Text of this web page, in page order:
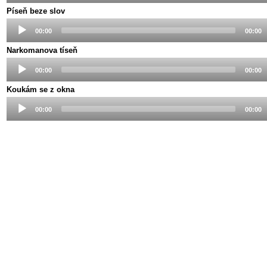
Píseň beze slov
Player
00:00 00:00
Narkomanova tíseň
Player
00:00 00:00
Koukám se z okna
Player
00:00 00:00